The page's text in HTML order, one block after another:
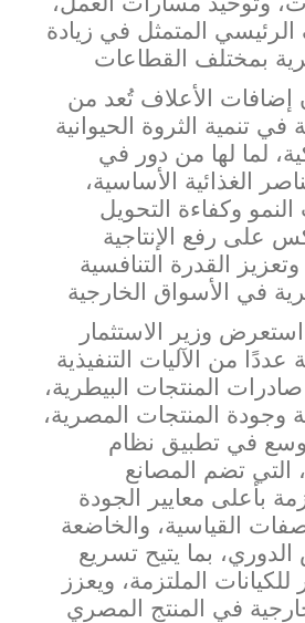
المتمثل في زيادة
إضافات الأعلاف تُعد من
في تنمية الثروة الحيوانية
لما لها من دور في
الغذائية الأساسية،
وكفاءة التحويل
على رفع الإنتاجية
القدرة التنافسية
وزير الاستثمار
عددًا من الآليات التنفيذية
صادرات المنتجات البيطرية،
وجودة المنتجات المصرية،
سع في تطبيق نظام
التي تضم المصانع
بأعلى معايير الجودة
القياسية، والخاضعة
الدوري، بما يتيح تسريع
الملتزمة، ويعزز